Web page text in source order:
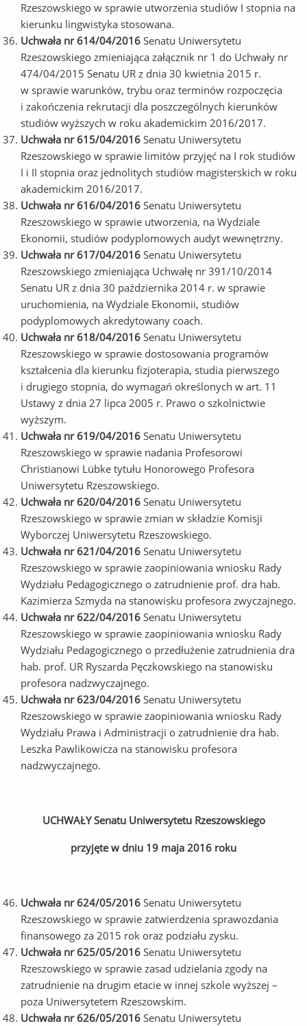
Rzeszowskiego w sprawie utworzenia studiów I stopnia na
kierunku lingwistyka stosowana.
Uchwała nr 614/04/2016 Senatu Uniwersytetu
Rzeszowskiego zmieniająca załącznik nr 1 do Uchwały nr
474/04/2015 Senatu UR z dnia 30 kwietnia 2015 r.
w sprawie warunków, trybu oraz terminów rozpoczęcia
i zakończenia rekrutacji dla poszczególnych kierunków
studiów wyższych w roku akademickim 2016/2017.
Uchwała nr 615/04/2016 Senatu Uniwersytetu
Rzeszowskiego w sprawie limitów przyjęć na I rok studiów
I i II stopnia oraz jednolitych studiów magisterskich w roku
akademickim 2016/2017.
Uchwała nr 616/04/2016 Senatu Uniwersytetu
Rzeszowskiego w sprawie utworzenia, na Wydziale
Ekonomii, studiów podyplomowych audyt wewnętrzny.
Uchwała nr 617/04/2016 Senatu Uniwersytetu
Rzeszowskiego zmieniająca Uchwałę nr 391/10/2014
Senatu UR z dnia 30 października 2014 r. w sprawie
uruchomienia, na Wydziale Ekonomii, studiów
podyplomowych akredytowany coach.
Uchwała nr 618/04/2016 Senatu Uniwersytetu
Rzeszowskiego w sprawie dostosowania programów
kształcenia dla kierunku fizjoterapia, studia pierwszego
i drugiego stopnia, do wymagań określonych w art. 11
Ustawy z dnia 27 lipca 2005 r. Prawo o szkolnictwie
wyższym.
Uchwała nr 619/04/2016 Senatu Uniwersytetu
Rzeszowskiego w sprawie nadania Profesorowi
Christianowi Lübke tytułu Honorowego Profesora
Uniwersytetu Rzeszowskiego.
Uchwała nr 620/04/2016 Senatu Uniwersytetu
Rzeszowskiego w sprawie zmian w składzie Komisji
Wyborczej Uniwersytetu Rzeszowskiego.
Uchwała nr 621/04/2016 Senatu Uniwersytetu
Rzeszowskiego w sprawie zaopiniowania wniosku Rady
Wydziału Pedagogicznego o zatrudnienie prof. dra hab.
Kazimierza Szmyda na stanowisku profesora zwyczajnego.
Uchwała nr 622/04/2016 Senatu Uniwersytetu
Rzeszowskiego w sprawie zaopiniowania wniosku Rady
Wydziału Pedagogicznego o przedłużenie zatrudnienia dra
hab. prof. UR Ryszarda Pęczkowskiego na stanowisku
profesora nadzwyczajnego.
Uchwała nr 623/04/2016 Senatu Uniwersytetu
Rzeszowskiego w sprawie zaopiniowania wniosku Rady
Wydziału Prawa i Administracji o zatrudnienie dra hab.
Leszka Pawlikowicza na stanowisku profesora
nadzwyczajnego.
UCHWAŁY Senatu Uniwersytetu Rzeszowskiego
przyjęte w dniu 19 maja 2016 roku
Uchwała nr 624/05/2016 Senatu Uniwersytetu
Rzeszowskiego w sprawie zatwierdzenia sprawozdania
finansowego za 2015 rok oraz podziału zysku.
Uchwała nr 625/05/2016 Senatu Uniwersytetu
Rzeszowskiego w sprawie zasad udzielania zgody na
zatrudnienie na drugim etacie w innej szkole wyższej –
poza Uniwersytetem Rzeszowskim.
Uchwała nr 626/05/2016 Senatu Uniwersytetu